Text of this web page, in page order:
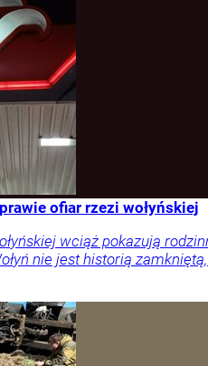
ofiar rzezi wołyńskiej
wciąż pokazują
nie jest historią